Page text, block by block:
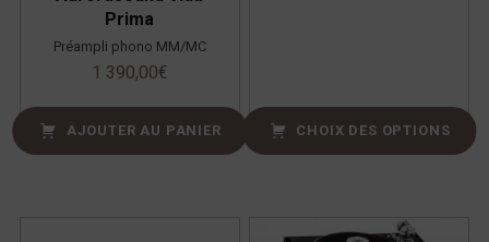
Prima
Préampli phono MM/MC
1 390,00€
AJOUTER AU PANIER CHOIX DES OPTIONS